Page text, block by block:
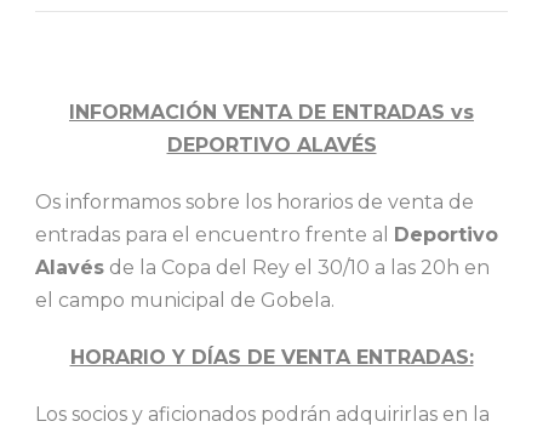
INFORMACIÓN VENTA DE ENTRADAS vs
DEPORTIVO ALAVÉS
Os informamos sobre los horarios de venta de
entradas para el encuentro frente al Deportivo
Alavés de la Copa del Rey el 30/10 a las 20h en
el campo municipal de Gobela.
HORARIO Y DÍAS DE VENTA ENTRADAS:
Los socios y aficionados podrán adquirirlas en la